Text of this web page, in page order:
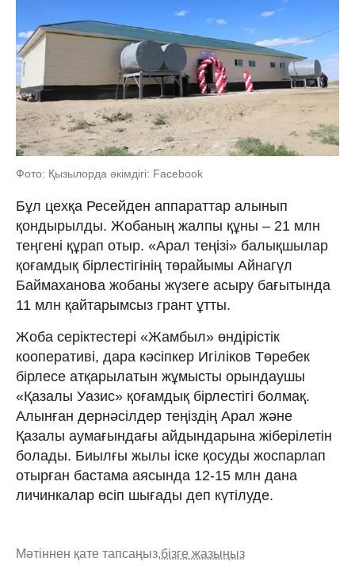
Фото: Қызылорда әкімдігі: Facebook
Бұл цехқа Ресейден аппараттар алынып
қондырылды. Жобаның жалпы құны – 21 млн
теңгені құрап отыр. «Арал теңізі» балықшылар
қоғамдық бірлестігінің төрайымы Айнагүл
Баймаханова жобаны жүзеге асыру бағытында
11 млн қайтарымсыз грант ұтты.
Жоба серіктестері «Жамбыл» өндірістік
кооперативі, дара кәсіпкер Игіліков Төребек
бірлесе атқарылатын жұмысты орындаушы
«Қазалы Уазис» қоғамдық бірлестігі болмақ.
Алынған дернәсілдер теңіздің Арал және
Қазалы аумағындағы айдындарына жіберілетін
болады. Биылғы жылы іске қосуды жоспарлап
отырған бастама аясында 12-15 млн дана
личинкалар өсіп шығады деп күтілуде.
Мәтіннен қате тапсаңыз,бізге жазыңыз